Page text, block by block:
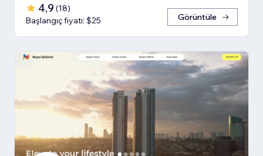
4,9 (18)
Başlangıç fiyatı: $25
Görüntüle